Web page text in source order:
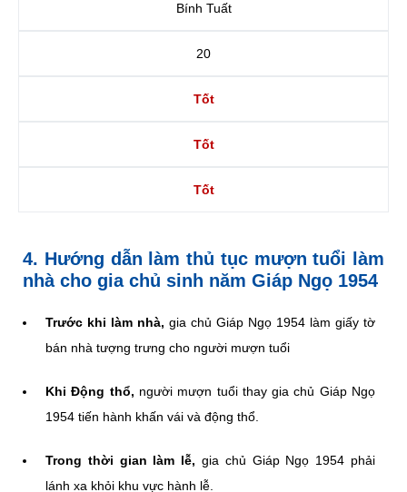
Bính Tuất
20
Tốt
Tốt
Tốt
4. Hướng dẫn làm thủ tục mượn tuổi làm
nhà cho gia chủ sinh năm Giáp Ngọ 1954
Trước khi làm nhà, gia chủ Giáp Ngọ 1954 làm giấy tờ
bán nhà tượng trưng cho người mượn tuổi
Khi Động thổ, người mượn tuổi thay gia chủ Giáp Ngọ
1954 tiến hành khấn vái và động thổ.
Trong thời gian làm lễ, gia chủ Giáp Ngọ 1954 phải
lánh xa khỏi khu vực hành lễ.